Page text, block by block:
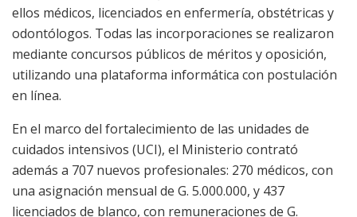
ellos médicos, licenciados en enfermería, obstétricas y
odontólogos. Todas las incorporaciones se realizaron
mediante concursos públicos de méritos y oposición,
utilizando una plataforma informática con postulación
en línea.
En el marco del fortalecimiento de las unidades de
cuidados intensivos (UCI), el Ministerio contrató
además a 707 nuevos profesionales: 270 médicos, con
una asignación mensual de G. 5.000.000, y 437
licenciados de blanco, con remuneraciones de G.